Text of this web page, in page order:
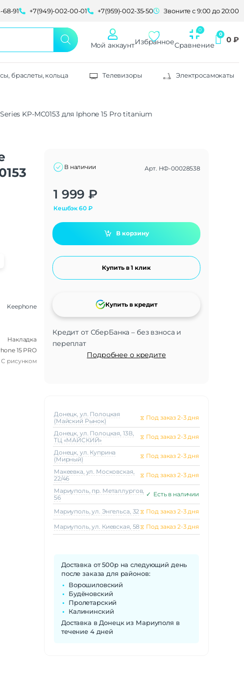
68-91 +7(949)-002-00-01 +7(959)-002-35-50 Звоните с 9:00 до 20:00
Мой аккаунтИзбранноеСравнение
0 ₽
браслеты, кольца Телевизоры Электросамокаты
KP-MC0153 для Iphone 15 Pro titanium
Keephone
Накладка
15 PRO
С рисунком
В наличии Арт. НФ-00028538
1 999 ₽
Кешбэк60₽
В корзину
Купить в 1 клик
Кредит от СберБанка – без взноса и
переплат
Подробнее о кредите
Купить в кредит
Alternative:
Донецк, ул. Полоцкая
(Майский Рынок)
⧖ Под заказ 2-3 дня
Донецк, ул. Полоцкая, 13В,
ТЦ «МАЙСКИЙ»
⧖ Под заказ 2-3 дня
Донецк, ул. Куприна
(Мирный)
⧖ Под заказ 2-3 дня
Макеeвка, ул. Московская,
22/46
⧖ Под заказ 2-3 дня
Мариуполь, пр. Металлургов,
56
✓ Есть в наличии
Мариуполь, ул. Энгельса, 32 ⧖ Под заказ 2-3 дня
Мариуполь, ул. Киевская, 58 ⧖ Под заказ 2-3 дня
Доставка от 500р на следующий день
после заказа для районов:
Ворошиловский
Будёновский
Пролетарский
Калининский
Доставка в Донецк из Мариуполя в
течение 4 дней